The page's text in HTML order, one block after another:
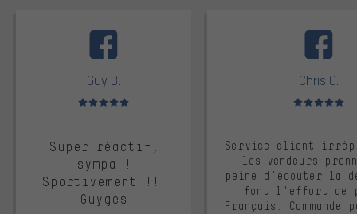
Guy B.
Note moyenne : 5 sur 5
Super réactif,
sympa !
Sportivement !!!
Guyges
Chris C.
Note moyenne :
Service client
les vendeurs
peine d'écouter la
font l'effort de
Français. Commande